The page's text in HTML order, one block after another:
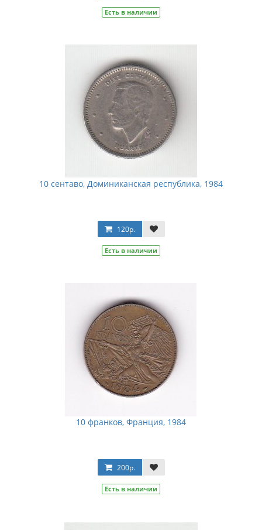
Есть в наличии
10 сентаво, Доминиканская республика, 1984
120р.
Есть в наличии
10 франков, Франция, 1984
200р.
Есть в наличии